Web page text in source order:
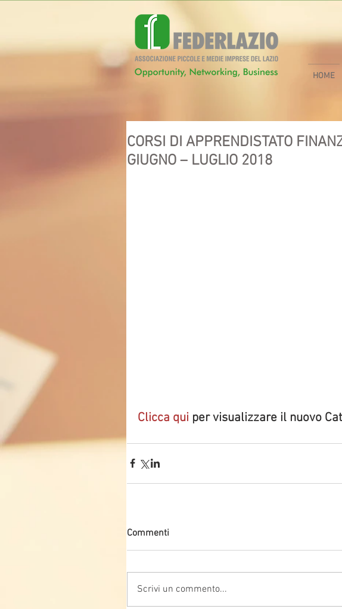
HOME
CORSI DI APPRENDISTATO
GIUGNO – LUGLIO 2018
Clicca qui per visualizzare il nuovo
Commenti
Scrivi un commento...